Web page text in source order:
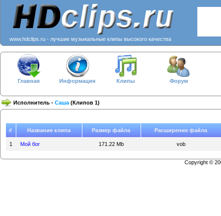
www.hdclips.ru - лучшие музыкальные клипы высокого качества
Главная Информация Клипы Форум
Исполнитель - Саша (Клипов 1)
# Название клипа Размер файла Расширение файла
1 Мой бог 171.22 Mb vob
Copyright ©